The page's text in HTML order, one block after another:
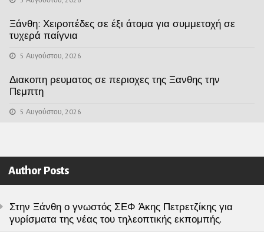
Ξάνθη: Χειροπέδες σε έξι άτομα για συμμετοχή σε
τυχερά παίγνια
5 Αυγούστου, 2026
Διακοπη ρευματος σε περιοχες της Ξανθης την
Πεμπτη
5 Αυγούστου, 2026
Author Posts
Στην Ξάνθη ο γνωστός ΣΕΦ Άκης Πετρετζίκης για
γυρίσματα της νέας του τηλεοπτικής εκπομπής.